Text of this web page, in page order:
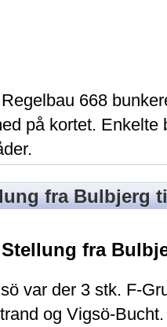
668
på kortet. Enkelte
fra Bulbjerg
fra
var der 3 stk. F-
og Vigsö-